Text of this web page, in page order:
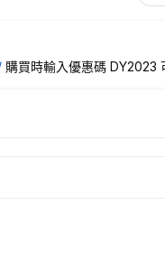
購買時輸入優惠碼 DY2023